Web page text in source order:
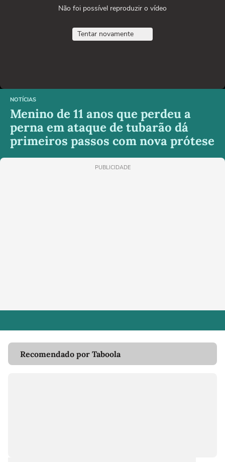
Não foi possível reproduzir o vídeo
Tentar novamente
NOTÍCIAS
Menino de 11 anos que perdeu a
perna em ataque de tubarão dá
primeiros passos com nova prótese
PUBLICIDADE
Recomendado por Taboola